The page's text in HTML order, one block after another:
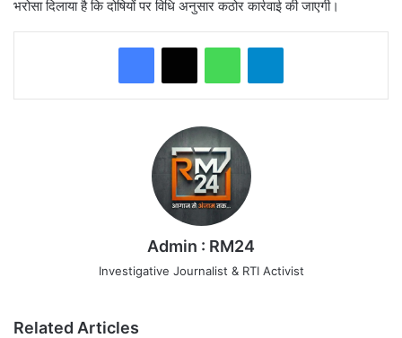
भरोसा दिलाया है कि दोषियों पर विधि अनुसार कठोर कार्रवाई की जाएगी।
WhatsAppTelegram
Admin : RM24
Investigative Journalist & RTI Activist
Related Articles